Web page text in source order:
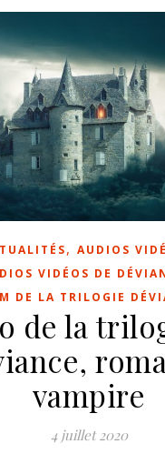
, AUDIOS
VIDÉOS DE
DE LA TRILOGIE
de la
vampire
4 juillet 2020